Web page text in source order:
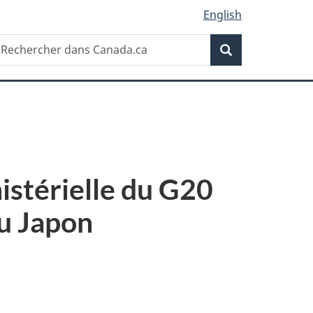
English
Recherche
du G20
Japon